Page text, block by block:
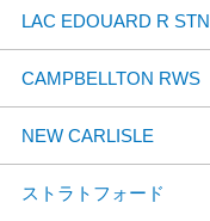
LAC EDOUARD R STN
CAMPBELLTON RWS
NEW CARLISLE
ストラトフォード